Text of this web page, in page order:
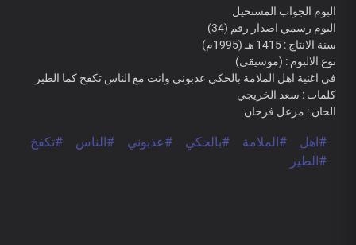
البوم الجواب المستحيل
البوم رسمي اصدار رقم (34)
سنة الانتاج : 1415 هـ (1995م)
نوع الالبوم : (موسيقى)
في اغنية اهل الملامة بالحكي عذبوني وانت مع الناس تكفخ كما الطير
كلمات : سعد الخريجي
الحان : مزعل فرحان
#اهل #الملامة #بالحكي #عذبوني #الناس
#تكفخ
#الطير